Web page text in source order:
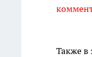
Также в